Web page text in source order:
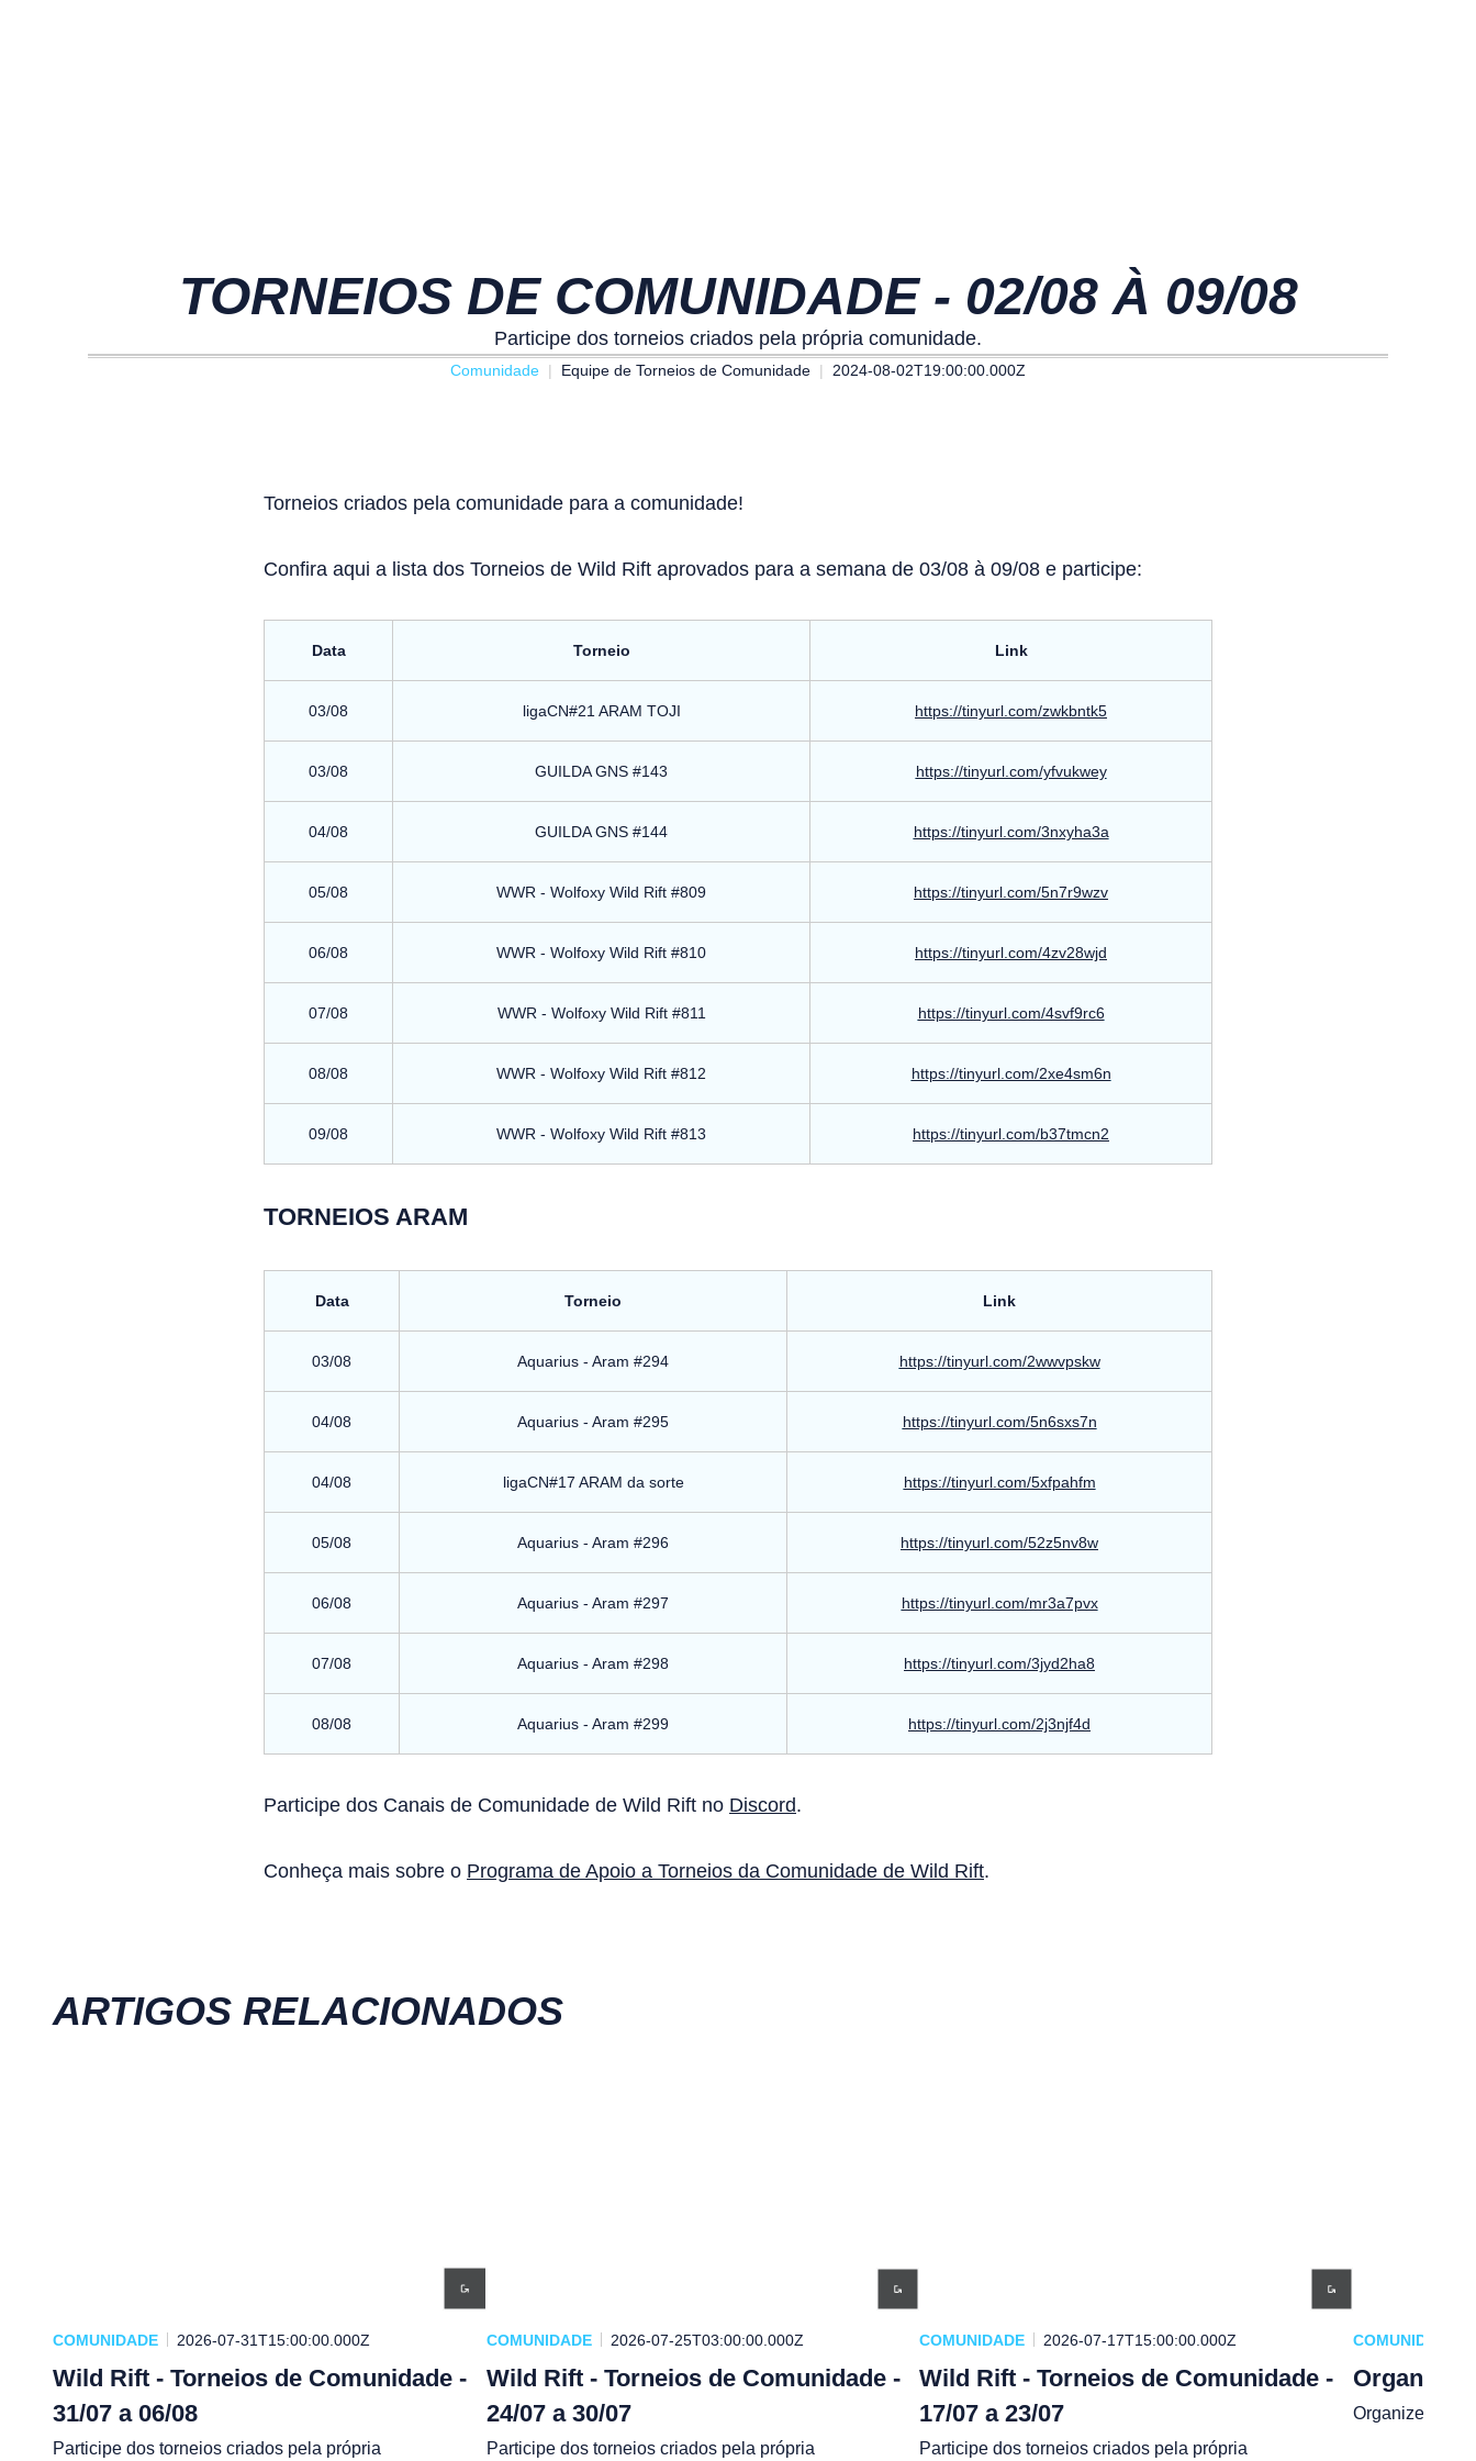
TORNEIOS DE COMUNIDADE - 02/08 À 09/08
Participe dos torneios criados pela própria comunidade.
Comunidade Equipe de Torneios de Comunidade 2024-08-02T19:00:00.000Z
Torneios criados pela comunidade para a comunidade!
Confira aqui a lista dos Torneios de Wild Rift aprovados para a semana de 03/08 à 09/08 e participe:
Data Torneio Link
03/08 ligaCN#21 ARAM TOJI https://tinyurl.com/zwkbntk5
03/08 GUILDA GNS #143 https://tinyurl.com/yfvukwey
04/08 GUILDA GNS #144 https://tinyurl.com/3nxyha3a
05/08 WWR - Wolfoxy Wild Rift #809 https://tinyurl.com/5n7r9wzv
06/08 WWR - Wolfoxy Wild Rift #810 https://tinyurl.com/4zv28wjd
07/08 WWR - Wolfoxy Wild Rift #811 https://tinyurl.com/4svf9rc6
08/08 WWR - Wolfoxy Wild Rift #812 https://tinyurl.com/2xe4sm6n
09/08 WWR - Wolfoxy Wild Rift #813 https://tinyurl.com/b37tmcn2
TORNEIOS ARAM
Data Torneio Link
03/08 Aquarius - Aram #294 https://tinyurl.com/2wwvpskw
04/08 Aquarius - Aram #295 https://tinyurl.com/5n6sxs7n
04/08 ligaCN#17 ARAM da sorte https://tinyurl.com/5xfpahfm
05/08 Aquarius - Aram #296 https://tinyurl.com/52z5nv8w
06/08 Aquarius - Aram #297 https://tinyurl.com/mr3a7pvx
07/08 Aquarius - Aram #298 https://tinyurl.com/3jyd2ha8
08/08 Aquarius - Aram #299 https://tinyurl.com/2j3njf4d
Participe dos Canais de Comunidade de Wild Rift no Discord.
Conheça mais sobre o Programa de Apoio a Torneios da Comunidade de Wild Rift.
ARTIGOS RELACIONADOS
COMUNIDADE 2026-07-31T15:00:00.000Z
Wild Rift - Torneios de Comunidade -
31/07 a 06/08
Participe dos torneios criados pela própria
COMUNIDADE 2026-07-25T03:00:00.000Z
Wild Rift - Torneios de Comunidade -
24/07 a 30/07
Participe dos torneios criados pela própria
COMUNIDADE 2026-07-17T15:00:00.000Z
Wild Rift - Torneios de Comunidade -
17/07 a 23/07
Participe dos torneios criados pela própria
COMUNIDADE
Organize
Organize